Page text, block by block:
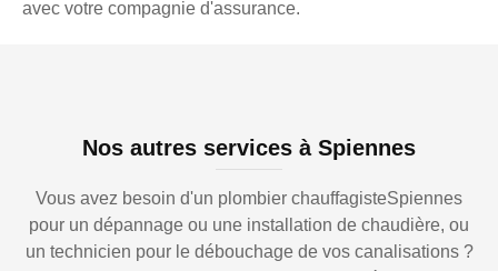
avec votre compagnie d'assurance.
Nos autres services à Spiennes
Vous avez besoin d'un plombier chauffagisteSpiennes
pour un dépannage ou une installation de chaudière, ou
un technicien pour le débouchage de vos canalisations ?